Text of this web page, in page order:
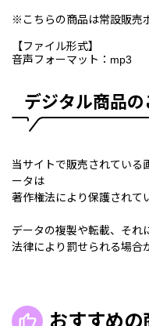
※こちらの商品は常設販売
【ファイル形式】
音声フォーマット：mp3
デジタル商品の
当サイトで販売されている
ータは
著作権法により保護されて
データの複製や転載、それ
法律により罰せられる場合
おすすめの